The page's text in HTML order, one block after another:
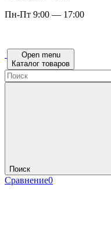
Пн-Пт 9:00 — 17:00
Open menu
Каталог товаров
Поиск
Сравнение0